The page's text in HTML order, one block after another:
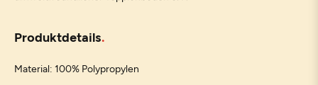
Produktdetails
Material: 100% Polypropylen